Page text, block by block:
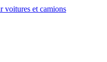
voitures et camions